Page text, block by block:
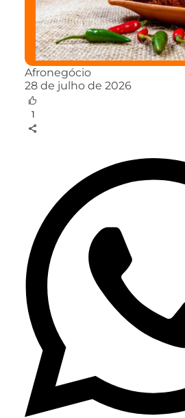
Afronegócio
28 de julho de 2026
1